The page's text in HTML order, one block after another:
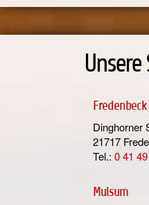
Fredenbeck
Dinghorner
21717
Tel.: 0 41
Mulsum